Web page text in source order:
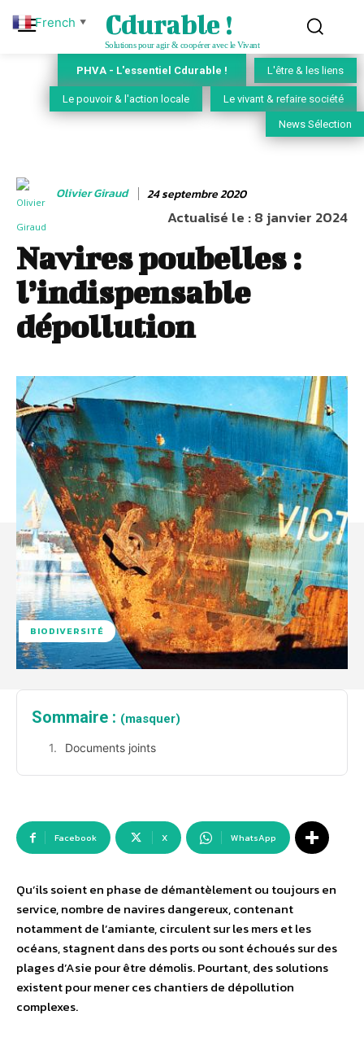
Cdurable !
Solutions pour agir & coopérer avec le Vivant
PHVA - L'essentiel Cdurable ! L'être & les liens
Le pouvoir & l'action locale Le vivant & refaire société
News Sélection
Olivier Giraud 24 septembre 2020
Actualisé le :8 janvier 2024
Navires poubelles :
l’indispensable
dépollution
BIODIVERSITÉ
Sommaire : (masquer)
Documents joints
Facebook X WhatsApp
Qu’ils soient en phase de démantèlement ou toujours en
service, nombre de navires dangereux, contenant
notamment de l’amiante, circulent sur les mers et les
océans, stagnent dans des ports ou sont échoués sur des
plages d’Asie pour être démolis. Pourtant, des solutions
existent pour mener ces chantiers de dépollution
complexes.
French ▼